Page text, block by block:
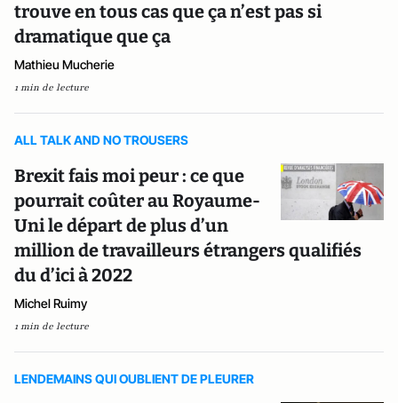
trouve en tous cas que ça n’est pas si
dramatique que ça
Mathieu Mucherie
1 min de lecture
ALL TALK AND NO TROUSERS
Brexit fais moi peur : ce que
pourrait coûter au Royaume-
Uni le départ de plus d’un
million de travailleurs étrangers qualifiés
du d’ici à 2022
Michel Ruimy
1 min de lecture
LENDEMAINS QUI OUBLIENT DE PLEURER